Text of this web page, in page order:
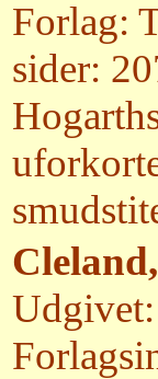
Forlag:
sider: